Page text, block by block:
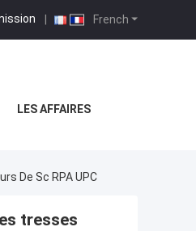
French
|
LES AFFAIRES
De Sc RPA UPC
tresses